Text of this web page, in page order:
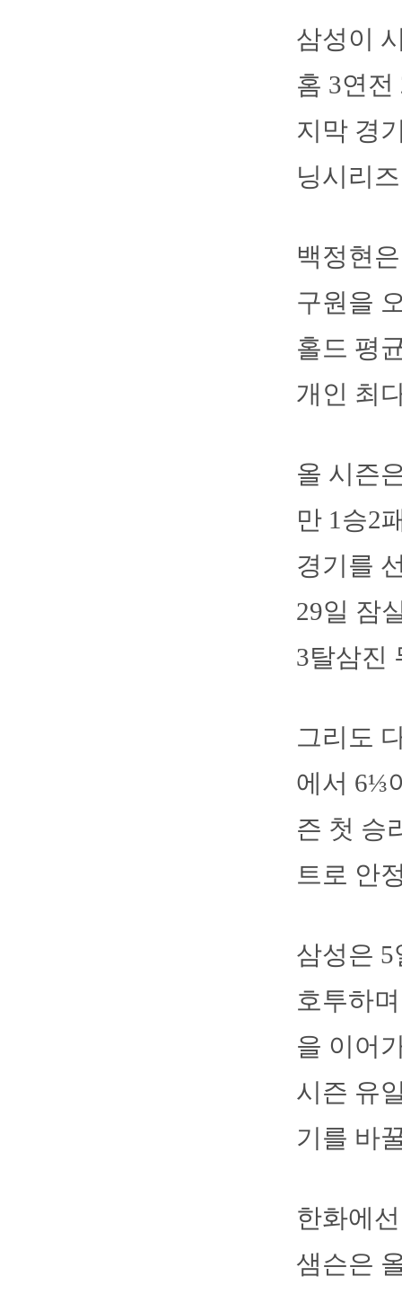
삼성이
홈 3연
지막 경
닝시리
백정현
구원을
홀드 평
개인 최
올 시즌
만 1승2
경기를
29일 잠
3탈삼진
그리도
에서 6⅓
즌 첫 승
트로 안
삼성은
호투하
을 이어
시즌 유
기를 바
한화에
샘슨은